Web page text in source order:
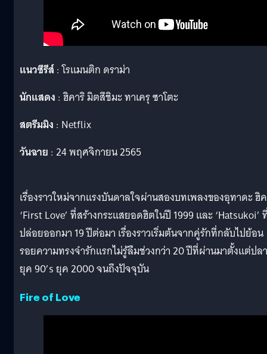
แนวซีรีส์: โรแมนติก ดราม่า
นักแสดง : ฮิคาริ มิตสึชิมะ ทาเครุ ซาโตะ
สตรีมมิง : Netflix
วันฉาย : 24 พฤศจิกายน 2565
เรื่องราวใหม่จากแรงบันดาลใจผ่านสองบทเพลงของอุทาดะ ฮิ
‘First Love’ ที่สร้างกระแสยอดฮิตในปี 1999 และ ‘Hatsukoi’
ปล่อยออกมา 19 ปีต่อมา เรื่องราวเริ่มต้นจากคู่รักที่กลับไปย้อน
รอยความทรงจำรักแรกไม่รู้ลืมช่วงกว่า 20 ปีที่ผ่านมาตั้งแต่ปล
ยุค 90’s ยุค 2000 จนถึงปัจจุบัน
Fire of Love